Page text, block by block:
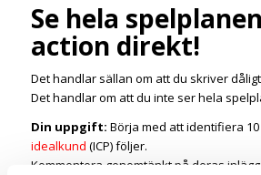
Se hela
action direkt!
Det handlar sällan om att du skriver
Det handlar om att du inte ser hela
Din uppgift: Börja med att identifiera
idealkund (ICP) följer.
Kommentera genomtänkt på deras